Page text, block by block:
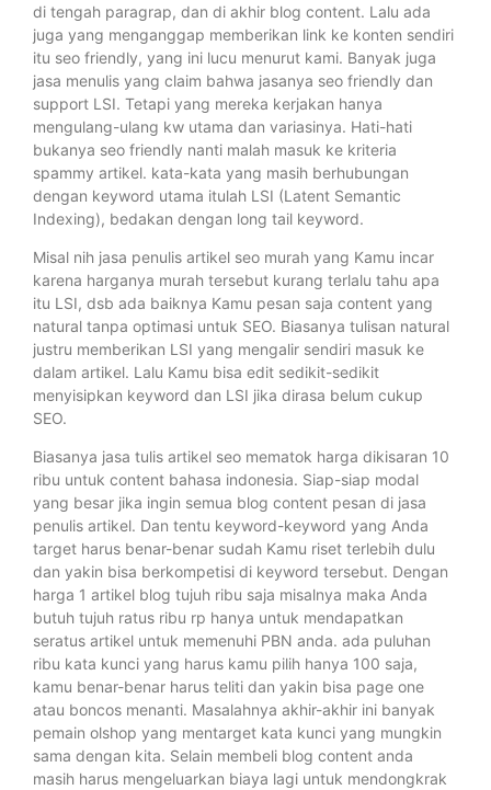
di tengah paragrap, dan di akhir blog content. Lalu ada
juga yang menganggap memberikan link ke konten sendiri
itu seo friendly, yang ini lucu menurut kami. Banyak juga
jasa menulis yang claim bahwa jasanya seo friendly dan
support LSI. Tetapi yang mereka kerjakan hanya
mengulang-ulang kw utama dan variasinya. Hati-hati
bukanya seo friendly nanti malah masuk ke kriteria
spammy artikel. kata-kata yang masih berhubungan
dengan keyword utama itulah LSI (Latent Semantic
Indexing), bedakan dengan long tail keyword.
Misal nih jasa penulis artikel seo murah yang Kamu incar
karena harganya murah tersebut kurang terlalu tahu apa
itu LSI, dsb ada baiknya Kamu pesan saja content yang
natural tanpa optimasi untuk SEO. Biasanya tulisan natural
justru memberikan LSI yang mengalir sendiri masuk ke
dalam artikel. Lalu Kamu bisa edit sedikit-sedikit
menyisipkan keyword dan LSI jika dirasa belum cukup
SEO.
Biasanya jasa tulis artikel seo mematok harga dikisaran 10
ribu untuk content bahasa indonesia. Siap-siap modal
yang besar jika ingin semua blog content pesan di jasa
penulis artikel. Dan tentu keyword-keyword yang Anda
target harus benar-benar sudah Kamu riset terlebih dulu
dan yakin bisa berkompetisi di keyword tersebut. Dengan
harga 1 artikel blog tujuh ribu saja misalnya maka Anda
butuh tujuh ratus ribu rp hanya untuk mendapatkan
seratus artikel untuk memenuhi PBN anda. ada puluhan
ribu kata kunci yang harus kamu pilih hanya 100 saja,
kamu benar-benar harus teliti dan yakin bisa page one
atau boncos menanti. Masalahnya akhir-akhir ini banyak
pemain olshop yang mentarget kata kunci yang mungkin
sama dengan kita. Selain membeli blog content anda
masih harus mengeluarkan biaya lagi untuk mendongkrak